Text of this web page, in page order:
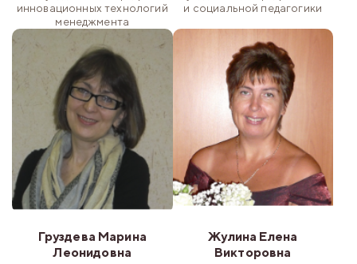
инновационных технологий
менеджмента
и социальной педагогики
Груздева Марина
Леонидовна
Жулина Елена
Викторовна